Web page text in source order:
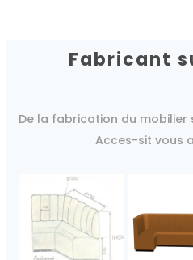
Fabricant
De la fabrication du mobilier
Acces-sit vous